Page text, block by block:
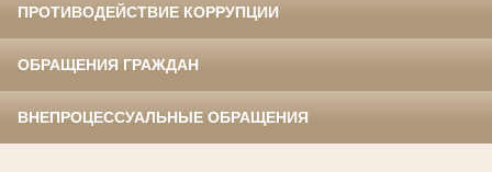
ПРОТИВОДЕЙСТВИЕ КОРРУПЦИИ
ОБРАЩЕНИЯ ГРАЖДАН
ВНЕПРОЦЕССУАЛЬНЫЕ ОБРАЩЕНИЯ